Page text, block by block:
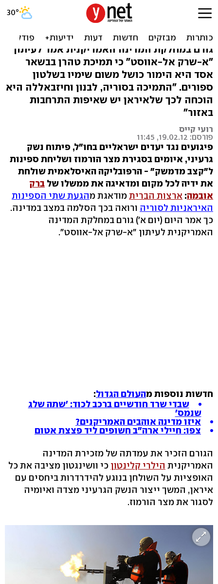
'הספינות האיראניות בסוריה
- הכנה לעימות צבאי'
גורם במחלקת המדינה האמריקנית אמר לעיתון
"א-שרק אל-אווסט" כי תמיכת טהרן בבשאר
אסד היא הימור כושל משום שימיו בשלטון
ספורים. "התמיכה בסוריה, לבנון וחיזבאללה היא
הוכחה לכך שלאיראן יש שאיפות התרחבות
באזור"
רועי קייס
פורסם: 19.02.12, 11:45
פיגועים נגד יעדים ישראליים בחו"ל, פיתוח נשק
גרעיני, איומים בסגירת מצר הורמוז ושליחת ספינות
ל"קצב מדמשק" - הרפובליקה האיסלאמית שולחת
את ידיה לכל מקום ומדאיגה את ממשלו של ברק
אובמה: ארצות הבריתמודאגת מהגעת שתי הספינות
האיראניות לסוריה ורואה בכך הסלמה במצב במדינה.
כך אמר היום (יום א') גורם במחלקת המדינה
האמריקנית לעיתון "א-שרק אל-אווסט".
חדשות נוספות מהעולם הגדול:
שבדי שרד חודשיים ברכב לכוד: 'שתה שלג
שנמס'
איזו מדינה אוהבים האמריקנים?
צפו: חיילי ארה"ב חשופים ליד פצצת אטום
הגורם הזכיר את עמדתה של מזכירת המדינה
האמריקנית הילרי קלינטון כי וושינגטון מציבה את כל
האופציות על השולחן בנוגע להידרדרות ביחסים עם
איראן, המשך ייצור הנשק הגרעיני מצדה ואיומיה
לסגור את מצר הורמוז.